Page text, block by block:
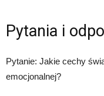
Pytania i
Pytanie: Jakie cechy
emocjonalnej?